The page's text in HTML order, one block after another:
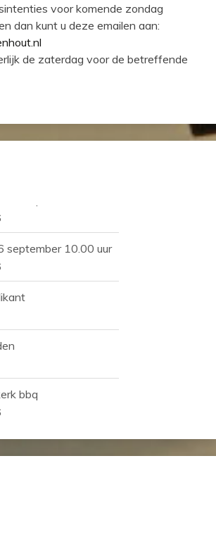
voor komende zondag
dan kunt u deze emailen aan:
de zaterdag voor de betreffende
bbq
10.00 uur
bbq